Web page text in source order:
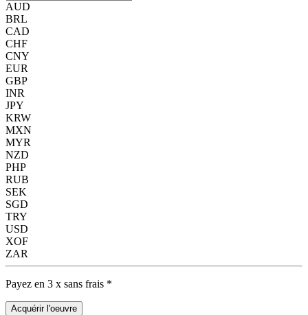
AUD
BRL
CAD
CHF
CNY
EUR
GBP
INR
JPY
KRW
MXN
MYR
NZD
PHP
RUB
SEK
SGD
TRY
USD
XOF
ZAR
Payez en 3 x sans frais *
Acquérir l'oeuvre